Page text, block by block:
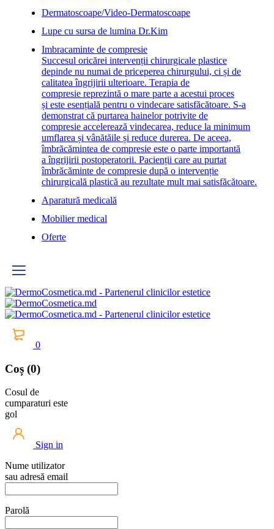
Dermatoscoape/Video-Dermatoscoape
Lupe cu sursa de lumina Dr.Kim
Imbracaminte de compresie
Succesul oricărei intervenții chirurgicale plastice
depinde nu numai de priceperea chirurgului, ci și de
calitatea îngrijirii ulterioare. Terapia de
compresie reprezintă o mare parte a acestui proces
și este esențială pentru o vindecare satisfăcătoare. S-a
demonstrat că purtarea hainelor potrivite de
compresie accelerează vindecarea, reduce la minimum
umflarea și vânătăile și reduce durerea. De aceea,
îmbrăcămintea de compresie este o parte importantă
a îngrijirii postoperatorii. Pacienții care au purtat
îmbrăcăminte de compresie după o intervenție
chirurgicală plastică au rezultate mult mai satisfăcătoare.
Aparatură medicală
Mobilier medical
Oferte
0
Coș (0)
Cosul de
cumparaturi este
gol
Sign in
Nume utilizator
sau adresă email
Parolă